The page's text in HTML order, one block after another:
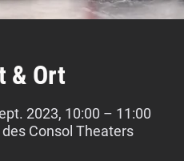
& Ort
2023, 10:00 – 11:00
Consol Theaters